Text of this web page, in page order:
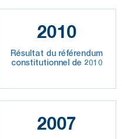
2010
Résultat du référendum
constitutionnel de 2010
2007